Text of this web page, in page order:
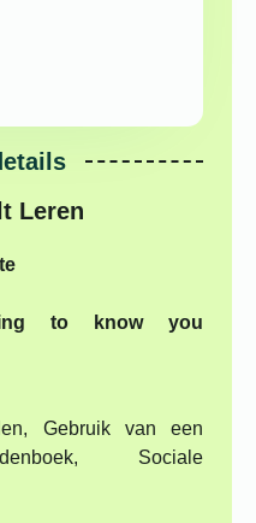
Leren
to know you
Gebruik van een
Sociale